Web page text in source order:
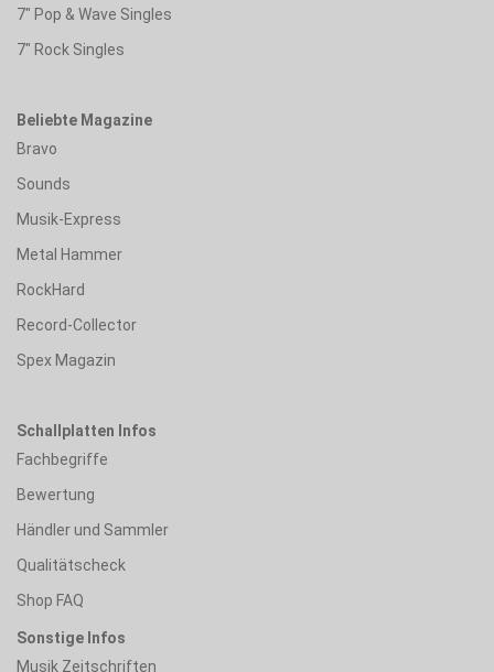
7" Pop & Wave Singles
7" Rock Singles
Beliebte Magazine
Bravo
Sounds
Musik-Express
Metal Hammer
RockHard
Record-Collector
Spex Magazin
Schallplatten Infos
Fachbegriffe
Bewertung
Händler und Sammler
Qualitätscheck
Shop FAQ
Sonstige Infos
Musik Zeitschriften